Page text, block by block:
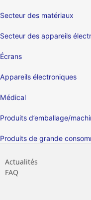
Secteur des matériaux
Secteur des appareils
Écrans
Appareils électroniques
Médical
Produits d’emballage/
Produits de grande
Actualités
FAQ